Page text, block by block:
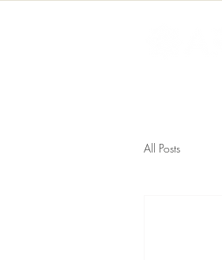
All Posts